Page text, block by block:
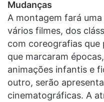
Mudanças
A montagem fará
vários filmes, dos
com coreografias que
que marcaram
animações infantis e
outro, serão
cinematográficas. A